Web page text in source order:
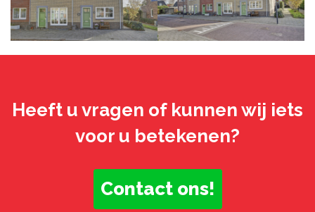
Heeft u vragen of kunnen wij iets
voor u betekenen?
Contact ons!